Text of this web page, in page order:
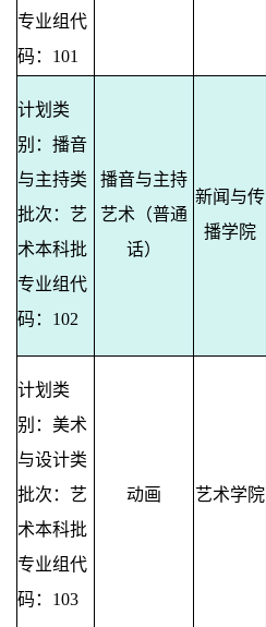
专业组代
码：101
计划类
别：播音
与主持类
批次：艺
术本科批
专业组代
码：102
播音与主持
艺术（普通
话）
新闻与传
播学院
计划类
别：美术
与设计类
批次：艺
术本科批
专业组代
码：103
动画 艺术学院